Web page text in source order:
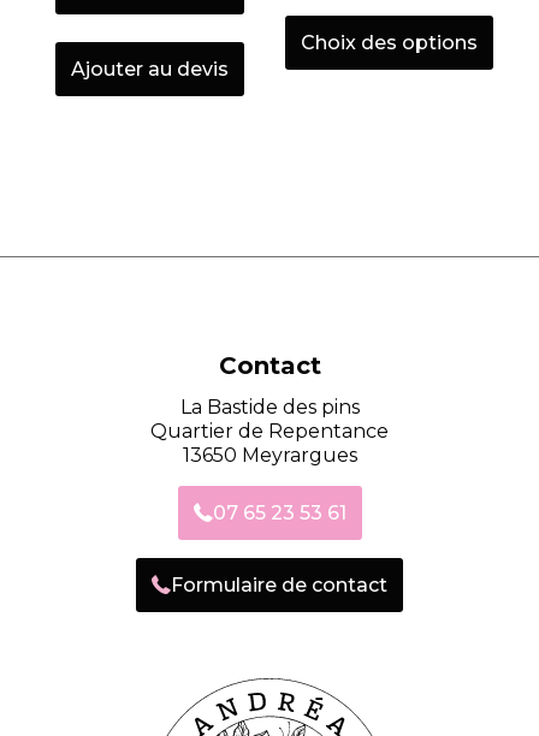
Ajouter au devis
Choix des options
Contact
La Bastide des pins
Quartier de Repentance
13650 Meyrargues
07 65 23 53 61
Formulaire de contact